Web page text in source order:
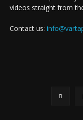
videos straight from
Contact us: